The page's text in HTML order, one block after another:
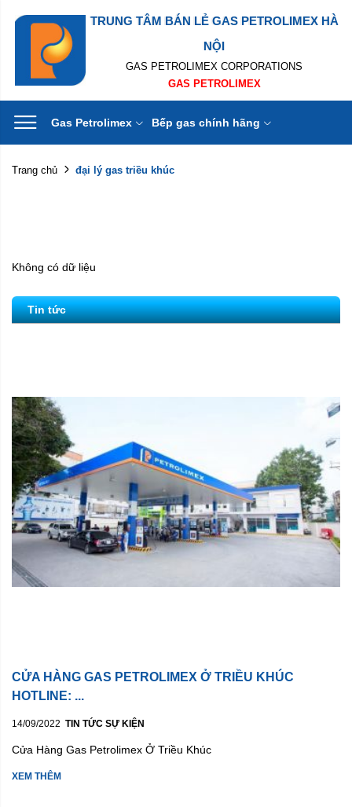
TRUNG TÂM BÁN LẺ GAS PETROLIMEX HÀ
NỘI
GAS PETROLIMEX CORPORATIONS
GAS PETROLIMEX
Gas Petrolimex Bếp gas chính hãng
Trang chủ đại lý gas triều khúc
Không có dữ liệu
Tin tức
CỬA HÀNG GAS PETROLIMEX Ở TRIỀU KHÚC
HOTLINE: ...
14/09/2022 TIN TỨC SỰ KIỆN
Cửa Hàng Gas Petrolimex Ở Triều Khúc
XEM THÊM